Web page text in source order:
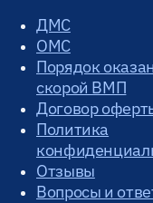
ДМС
ОМС
Порядок
скорой ВМП
Договор
Политика
Отзывы
Вопросы и